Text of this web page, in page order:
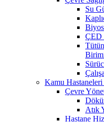
Su
ÇED
Kamu Hastaneleri
Çevre
Atık
Hastane